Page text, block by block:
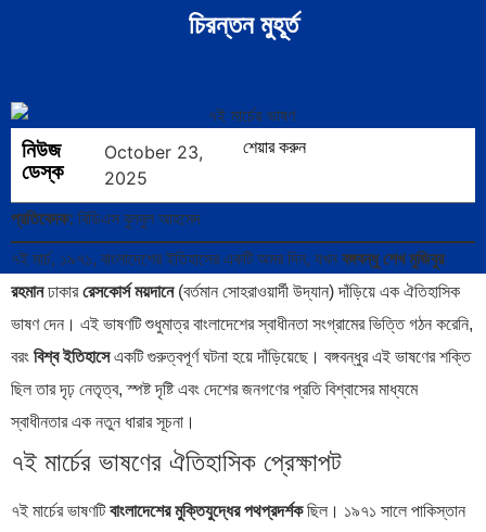
চিরন্তন মুহূর্ত
নিউজ
ডেস্ক
October 23,
2025
শেয়ার করুন
প্রতিবেদক: বিডিএস বুলবুল আহমেদ
৭ই মার্চ, ১৯৭১, বাংলাদেশের ইতিহাসের একটি অমর দিন, যখন বঙ্গবন্ধু শেখ মুজিবুর
রহমানঢাকাররেসকোর্স ময়দানে(বর্তমান সোহরাওয়ার্দী উদ্যান) দাঁড়িয়ে এক ঐতিহাসিক
ভাষণ দেন। এই ভাষণটি শুধুমাত্র বাংলাদেশের স্বাধীনতা সংগ্রামের ভিত্তি গঠন করেনি,
বরং বিশ্ব ইতিহাসেএকটি গুরুত্বপূর্ণ ঘটনা হয়ে দাঁড়িয়েছে। বঙ্গবন্ধুর এই ভাষণের শক্তি
ছিল তার দৃঢ় নেতৃত্ব, স্পষ্ট দৃষ্টি এবং দেশের জনগণের প্রতি বিশ্বাসের মাধ্যমে
স্বাধীনতার এক নতুন ধারার সূচনা।
৭ই মার্চের ভাষণের ঐতিহাসিক প্রেক্ষাপট
৭ই মার্চের ভাষণটিবাংলাদেশের মুক্তিযুদ্ধের পথপ্রদর্শকছিল। ১৯৭১ সালে পাকিস্তান